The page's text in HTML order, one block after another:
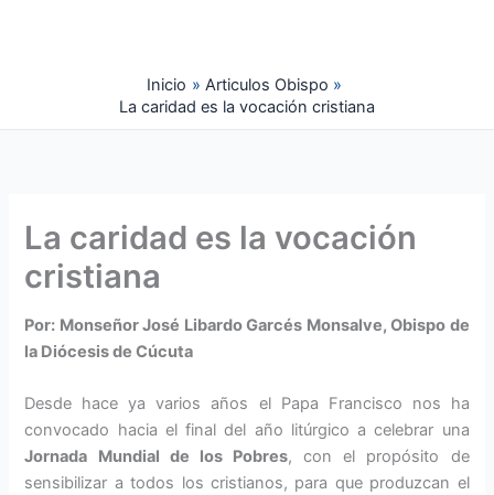
Inicio
Articulos Obispo
La caridad es la vocación cristiana
La caridad es la vocación
cristiana
Por: Monseñor José Libardo Garcés Monsalve, Obispo de
la Diócesis de Cúcuta
Desde hace ya varios años el Papa Francisco nos ha
convocado hacia el final del año litúrgico a celebrar una
Jornada Mundial de los Pobres, con el propósito de
sensibilizar a todos los cristianos, para que produzcan el